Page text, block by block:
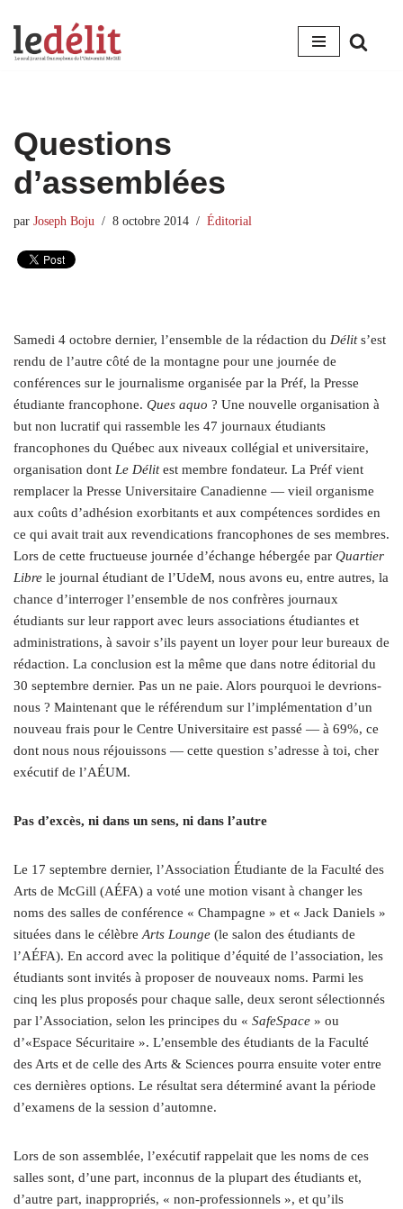
Aller
Questions
d’assemblées
par Joseph Boju 8 octobre 2014 Éditorial
Samedi 4 octobre dernier, l’ensemble de la rédaction du Délits’est
rendu de l’autre côté de la montagne pour une journée de
conférences sur le journalisme organisée par la Préf, la Presse
étudiante francophone. Ques aquo ? Une nouvelle organisation à
but non lucratif qui rassemble les 47 journaux étudiants
francophones du Québec aux niveaux collégial et universitaire,
organisation dont Le Délitest membre fondateur. La Préf vient
remplacer la Presse Universitaire Canadienne — vieil organisme
aux coûts d’adhésion exorbitants et aux compétences sordides en
ce qui avait trait aux revendications francophones de ses membres.
Lors de cette fructueuse journée d’échange hébergée par Quartier
Libre le journal étudiant de l’UdeM, nous avons eu, entre autres, la
chance d’interroger l’ensemble de nos confrères journaux
étudiants sur leur rapport avec leurs associations étudiantes et
administrations, à savoir s’ils payent un loyer pour leur bureaux de
rédaction. La conclusion est la même que dans notre éditorial du
30 septembre dernier. Pas un ne paie. Alors pourquoi le devrions-
nous ? Maintenant que le référendum sur l’implémentation d’un
nouveau frais pour le Centre Universitaire est passé — à 69%, ce
dont nous nous réjouissons — cette question s’adresse à toi, cher
exécutif de l’AÉUM.
Pas d’excès, ni dans un sens, ni dans l’autre
Le 17 septembre dernier, l’Association Étudiante de la Faculté des
Arts de McGill (AÉFA) a voté une motion visant à changer les
noms des salles de conférence « Champagne » et « Jack Daniels »
situées dans le célèbre Arts Lounge (le salon des étudiants de
l’AÉFA). En accord avec la politique d’équité de l’association, les
étudiants sont invités à proposer de nouveaux noms. Parmi les
cinq les plus proposés pour chaque salle, deux seront sélectionnés
par l’Association, selon les principes du « SafeSpace » ou
d’«Espace Sécuritaire ». L’ensemble des étudiants de la Faculté
des Arts et de celle des Arts & Sciences pourra ensuite voter entre
ces dernières options. Le résultat sera déterminé avant la période
d’examens de la session d’automne.
Lors de son assemblée, l’exécutif rappelait que les noms de ces
salles sont, d’une part, inconnus de la plupart des étudiants et,
d’autre part, inappropriés, « non-professionnels », et qu’ils